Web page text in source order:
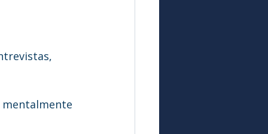
mentalmente